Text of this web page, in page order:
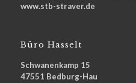
www.stb-straver.de
Büro Hasselt
Schwanenkamp 15
47551 Bedburg-Hau